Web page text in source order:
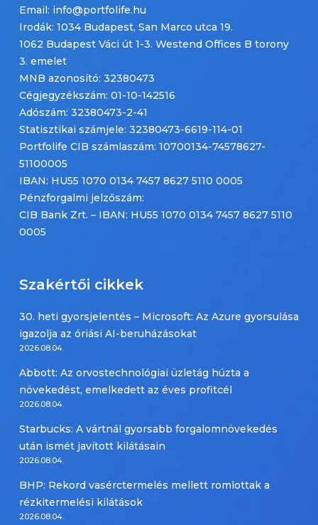
Email: info@portfolife.hu
Irodák: 1034 Budapest, San Marco utca 19.
1062 Budapest Váci út 1-3. Westend Offices B torony
3. emelet
MNB azonosító: 32380473
Cégjegyzékszám: 01-10-142516
Adószám: 32380473-2-41
Statisztikai számjele: 32380473-6619-114-01
Portfolife CIB számlaszám: 10700134-74578627-
51100005
IBAN: HU55 1070 0134 7457 8627 5110 0005
Pénzforgalmi jelzőszám:
CIB Bank Zrt. – IBAN: HU55 1070 0134 7457 8627 5110
0005
Szakértői cikkek
30. heti gyorsjelentés – Microsoft: Az Azure gyorsulása
igazolja az óriási AI-beruházásokat
2026.08.04.
Abbott: Az orvostechnológiai üzletág húzta a
növekedést, emelkedett az éves profitcél
2026.08.04.
Starbucks: A vártnál gyorsabb forgalomnövekedés
után ismét javított kilátásain
2026.08.04.
BHP: Rekord vasérctermelés mellett romlottak a
rézkitermelési kilátások
2026.08.04.